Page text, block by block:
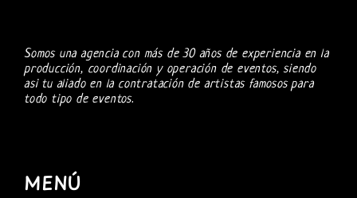
Somos una agencia con más de 30 años de experiencia en la
producción, coordinación y operación de eventos, siendo
asi tu aliado en la contratación de artistas famosos para
todo tipo de eventos.
MENÚ